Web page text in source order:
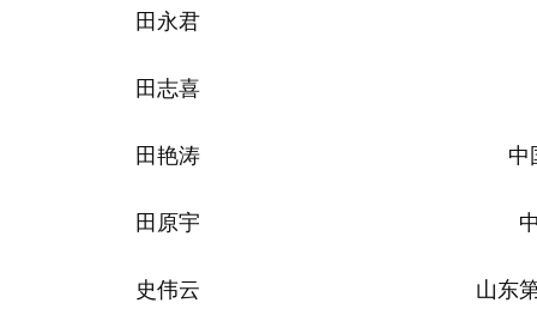
田永君
田志喜
田艳涛 中
田原宇
史伟云 山东